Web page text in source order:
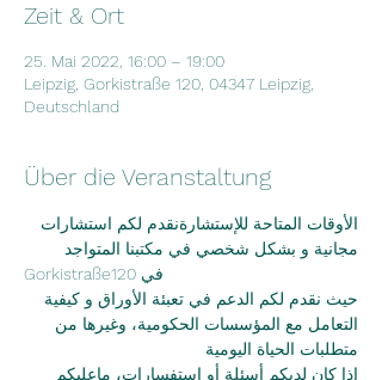
Zeit & Ort
25. Mai 2022, 16:00 – 19:00
Leipzig, Gorkistraße 120, 04347 Leipzig,
Deutschland
Über die Veranstaltung
الأوقات المتاحة للإستشارةنقدم لكم استشارات
مجانية و بشكل شخصي في مكتبنا المتواجد
Gorkistraße120 في
حيث نقدم لكم الدعم في تعبئة الأوراق و كيفية
التعامل مع المؤسسات الحكومية، وغيرها من
متطلبات الحياة اليومية
اذا كان لديكم أسئلة أو استفسارات، ماعليكم